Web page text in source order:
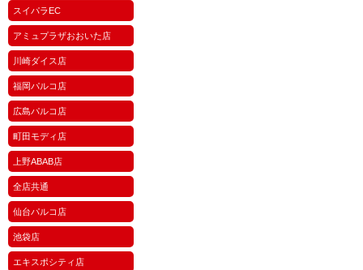
スイパラEC
アミュプラザおおいた店
川崎ダイス店
福岡パルコ店
広島パルコ店
町田モディ店
上野ABAB店
全店共通
仙台パルコ店
池袋店
エキスポシティ店